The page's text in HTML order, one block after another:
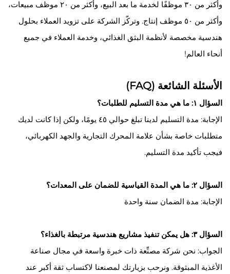
وأكثر من ٣٠ موظفًا لخدمة ما بعد البيع، وأكثر من ٢٠ موظف مبيعات،
وأكثر من ٥٠ موظف إنتاج. وتركّز الشركة على تزويد العملاء بحلول
هندسية مخصصة لأنظمة البثق الغذائي، وخدمة العملاء في جميع
أنحاء العالم!
الأسئلة الشائعة (FAQ)
السؤال ١: ما هي مدة التسليم للطلبات؟
الإجابة: مدة التسليم لدينا تبلغ حوالي ٤٥ يومًا، ولكن إذا كانت لديك
متطلبات خاصة بشأن علامة المحرك التجارية والجهد الكهربائي،
فيجب تأكيد مدة التسليم.
السؤال ٢: ما هي المدة القياسية للضمان على المعدات؟
الإجابة: مدة الضمان سنة واحدة
السؤال ٣: هل يمكن تنفيذ مشاريع هندسية مرتبطة بالغذاء؟
الجواب: نحن شركة مصنِّعة ذات خبرة واسعة في مجال صناعة
الأغذية المبثوقة. ونرحب بزيارتك لمصنعنا لاكتساب ثقة أكبر عند